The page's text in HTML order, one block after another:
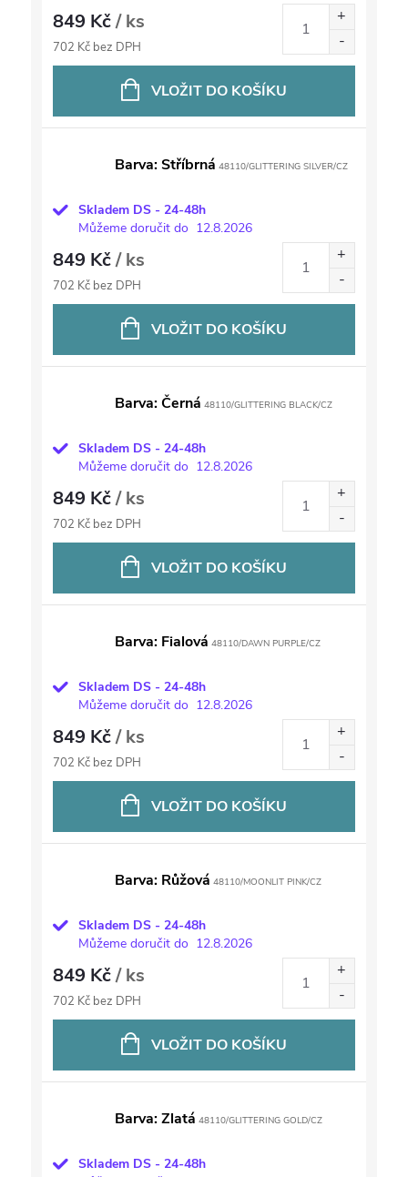
849 Kč/ ks
702 Kč bez DPH
VLOŽIT DO KOŠÍKU
Barva: Stříbrná 48110/GLITTERING SILVER/CZ
Skladem DS - 24-48h
Můžeme doručit do 12.8.2026
849 Kč/ ks
702 Kč bez DPH
VLOŽIT DO KOŠÍKU
Barva: Černá 48110/GLITTERING BLACK/CZ
Skladem DS - 24-48h
Můžeme doručit do 12.8.2026
849 Kč/ ks
702 Kč bez DPH
VLOŽIT DO KOŠÍKU
Barva: Fialová 48110/DAWN PURPLE/CZ
Skladem DS - 24-48h
Můžeme doručit do 12.8.2026
849 Kč/ ks
702 Kč bez DPH
VLOŽIT DO KOŠÍKU
Barva: Růžová 48110/MOONLIT PINK/CZ
Skladem DS - 24-48h
Můžeme doručit do 12.8.2026
849 Kč/ ks
702 Kč bez DPH
VLOŽIT DO KOŠÍKU
Barva: Zlatá 48110/GLITTERING GOLD/CZ
Skladem DS - 24-48h